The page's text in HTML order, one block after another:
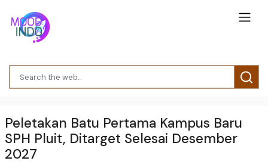
Peletakan Batu Pertama Kampus Baru
SPH Pluit, Ditarget Selesai Desember
2027